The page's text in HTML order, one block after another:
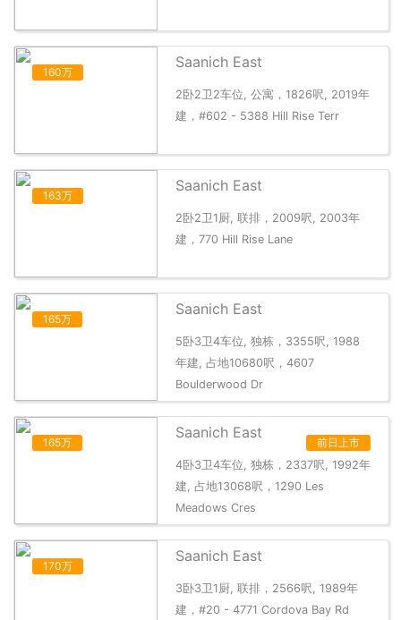
160万
Saanich East
2卧2卫2车位, 公寓，1826呎, 2019年
建，#602 - 5388 Hill Rise Terr
163万
Saanich East
2卧2卫1厨, 联排，2009呎, 2003年
建，770 Hill Rise Lane
165万
Saanich East
5卧3卫4车位, 独栋，3355呎, 1988
年建, 占地10680呎，4607
Boulderwood Dr
165万 前日上市
Saanich East
4卧3卫4车位, 独栋，2337呎, 1992年
建, 占地13068呎，1290 Les
Meadows Cres
170万
Saanich East
3卧3卫1厨, 联排，2566呎, 1989年
建，#20 - 4771 Cordova Bay Rd